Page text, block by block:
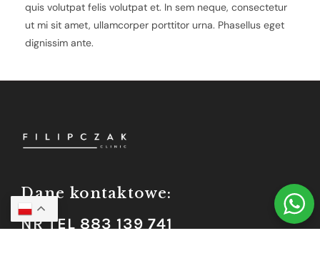
quis volutpat felis volutpat et. In sem neque, consectetur
ut mi sit amet, ullamcorper porttitor urna. Phasellus eget
dignissim ante.
Dane kontaktowe:
NR TEL 883 139 741